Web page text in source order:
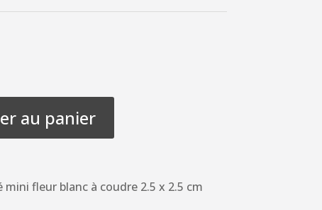
au panier
fleur blanc à coudre 2.5 x 2.5 cm